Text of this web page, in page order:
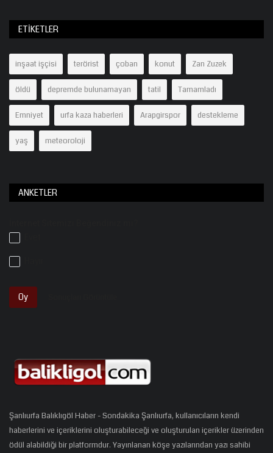
ETIKETLER
inşaat işçisi terörist çoban konut Zan Zuzek
öldü depremde bulunamayan tatil Tamamladı
Emniyet urfa kaza haberleri Arapgirspor destekleme
yaş meteoroloji
ANKETLER
Oy
Şanlıurfa Balıklıgöl Haber - Sondakika Şanlıurfa, kullanıcıların kendi
haberlerini ve içeriklerini oluşturabileceği ve oluşturulan içerikler üzerinden
ödül alabildiği bir platformdur. Yayınlanan köşe yazılarından yazı sahibi